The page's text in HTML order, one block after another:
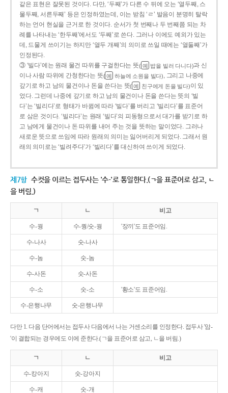
같은 표현은 잘못된 것이다. 다만, ‘두째’가 다른 수 뒤에 오는 ‘열두째, 스
물두째, 서른두째’ 등은 인정하였는데, 이는 받침 ‘ㄹ’ 발음이 분명히 탈락
하는 언어 현실을 근거로 한 것이다. 순서가 첫 번째나 두 번째쯤 되는 차
례를 나타내는 ‘한두째’에서도 ‘두째’로 쓴다. 그러나 이에도 예외가 있는
데, 드물게 쓰이기는 하지만 ‘열두 개째’의 의미로 쓰일 때에는 ‘열둘째’가
인정된다.
③ ‘빌다’에는 원래 물건 따위를 구걸한다는 뜻( 예 밥을 빌러 다니다)과 신
이나 사람 따위에 간청한다는 뜻( 예 하늘에 소원을 빌다), 그리고 나중에
갚기로 하고 남의 물건이나 돈을 쓴다는 뜻( 예 친구에게 돈을 빌다)이 있
었다. 그런데 나중에 갚기로 하고 남의 물건이나 돈을 쓴다는 뜻의 ‘빌
다’는 ‘빌리다’로 형태가 바뀜에 따라 ‘빌다’를 버리고 ‘빌리다’를 표준어
로 삼은 것이다. ‘빌리다’는 원래 ‘빌다’의 피동형으로서 대가를 받기로 하
고 남에게 물건이나 돈 따위를 내어 주는 것을 뜻하는 말이었다. 그러나
새로운 뜻으로 쓰임에 따라 원래의 의미는 잃어버리게 되었다. 그래서 원
래의 의미로는 ‘빌려주다’가 ‘빌리다’를 대신하여 쓰이게 되었다.
제7항 수컷을 이르는 접두사는 '수-'로 통일한다.(ㄱ을 표준어로 삼고, ㄴ
을 버림.)
ㄱ ㄴ 비고
수-꿩 수-퀑/숫-꿩 '장끼'도 표준어임.
수-나사 숫-나사
수-놈 숫-놈
수-사돈 숫-사돈
수-소 숫-소 '황소'도 표준어임.
수-은행나무 숫-은행나무
다만 1. 다음 단어에서는 접두사 다음에서 나는 거센소리를 인정한다. 접두사 '암-
'이 결합되는 경우에도 이에 준한다.(ㄱ을 표준어로 삼고, ㄴ을 버림.)
ㄱ ㄴ 비고
수-캉아지 숫-강아지
수-캐 숫-개